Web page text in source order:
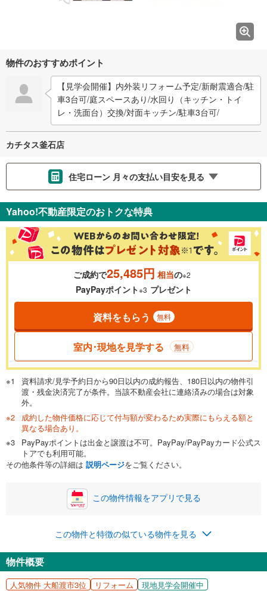
物件のおすすめポイント
【見学会開催】内外装リフォーム予定/新耐震適合/駐
車3台可/庭スペースあり/水回り（キッチン・トイ
レ・洗面台）交換/対面キッチン/駐車3台可/
カチタス釜石店
住宅ローン 月々の支払い目安を見る
金利 ％
0.01%
一般的には最長35年まで借り入れ可能です。多くの金融機関
が完済時の年齢は80歳までを条件としています。
閉じる
頭金 万円
0万円 1,699万円
自己資金から住宅購入にかけられる金額を入力してくださ
い。一般的には物件価格の2割までが目安です。
閉じる
ボーナス
万円
0円
ナス時の増額分（1回分）を入力してください。
ボーナス払いの限度額は金融機関によって異なります。
閉じる
月々の返済額
Yahoo!不動産限定のおトクな特典
ご成約で25,485円 相当の※2
PayPayポイント※3 プレゼント
資料をもらう 無料
室内･現地を見学する 無料
資料請求/見学予約日から90日以内の成約報告、180日以内の物件引
渡・残金決済完了が条件。当該不動産会社に連絡済みの場合は対象
外。
成約した物件価格に応じて付与額が変わるため実際にもらえる額と
異なる場合あり。
PayPayポイントは出金と譲渡は不可。PayPay/PayPayカード公式ス
トアでも利用可能。
その他条件等の詳細は 説明ページをご覧ください。
この物件情報をアプリで見る
この物件と特徴の似ている物件を見る
物件概要
人気物件 大船渡市3位 リフォーム 現地見学会開催中